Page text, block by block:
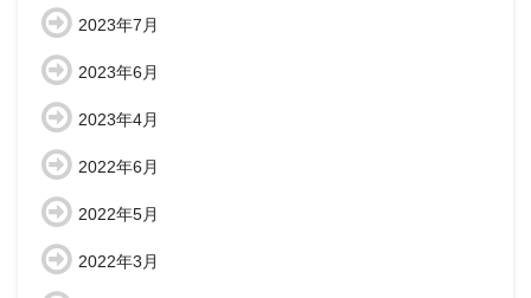
2023年7月
2023年6月
2023年4月
2022年6月
2022年5月
2022年3月